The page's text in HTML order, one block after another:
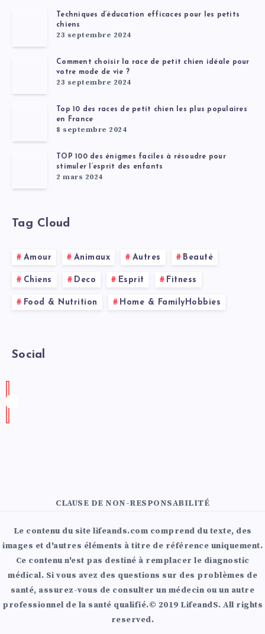
Techniques d’éducation efficaces pour les petits
chiens
23 septembre 2024
Comment choisir la race de petit chien idéale pour
votre mode de vie ?
23 septembre 2024
Top 10 des races de petit chien les plus populaires
en France
8 septembre 2024
TOP 100 des énigmes faciles à résoudre pour
stimuler l’esprit des enfants
2 mars 2024
Tag Cloud
Amour Animaux Autres Beauté
Chiens Deco Esprit Fitness
Food & Nutrition Home & FamilyHobbies
Social
CLAUSE DE NON-RESPONSABILITÉ
Le contenu du site lifeands.com comprend du texte, des
images et d'autres éléments à titre de référence uniquement.
Ce contenu n'est pas destiné à remplacer le diagnostic
médical. Si vous avez des questions sur des problèmes de
santé, assurez-vous de consulter un médecin ou un autre
professionnel de la santé qualifié.© 2019 LifeandS. All rights
reserved.